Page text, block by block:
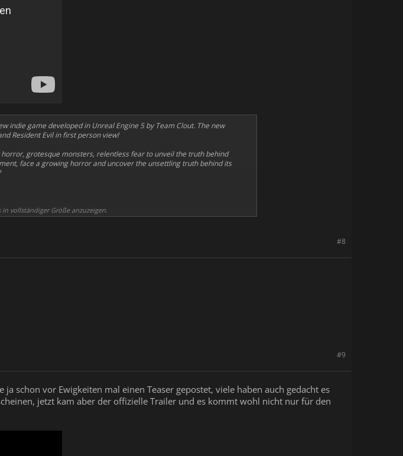
indie game developed in Unreal Engine 5 by Team Clout. The new
Resident Evil in first person view!
grotesque monsters, relentless fear to unveil the truth behind
face a growing horror and uncover the unsettling truth behind its
vollständiger Größe anzuzeigen.
#8
#9
ja schon vor Ewigkeiten mal einen Teaser gepostet, viele haben auch gedacht es
jetzt kam aber der offizielle Trailer und es kommt wohl nicht nur für den